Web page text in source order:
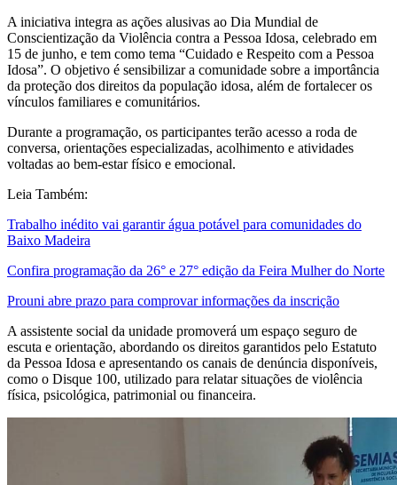
A iniciativa integra as ações alusivas ao Dia Mundial de
Conscientização da Violência contra a Pessoa Idosa, celebrado em
15 de junho, e tem como tema “Cuidado e Respeito com a Pessoa
Idosa”. O objetivo é sensibilizar a comunidade sobre a importância
da proteção dos direitos da população idosa, além de fortalecer os
vínculos familiares e comunitários.
Durante a programação, os participantes terão acesso a roda de
conversa, orientações especializadas, acolhimento e atividades
voltadas ao bem-estar físico e emocional.
Leia Também:
Trabalho inédito vai garantir água potável para comunidades do
Baixo Madeira
Confira programação da 26° e 27° edição da Feira Mulher do Norte
Prouni abre prazo para comprovar informações da inscrição
A assistente social da unidade promoverá um espaço seguro de
escuta e orientação, abordando os direitos garantidos pelo Estatuto
da Pessoa Idosa e apresentando os canais de denúncia disponíveis,
como o Disque 100, utilizado para relatar situações de violência
física, psicológica, patrimonial ou financeira.